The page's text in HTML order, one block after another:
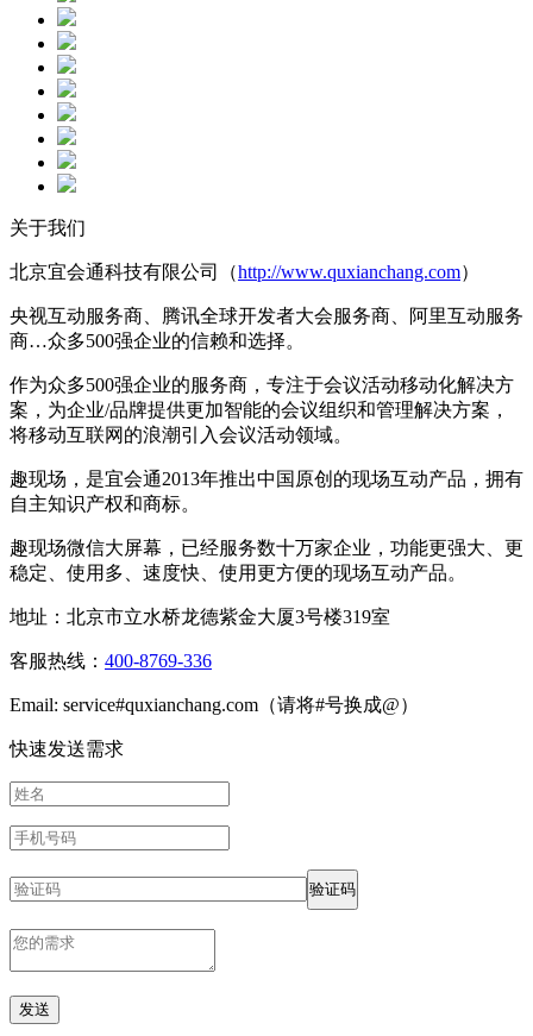
关于我们
北京宜会通科技有限公司（http://www.quxianchang.com）
央视互动服务商、腾讯全球开发者大会服务商、阿里互动服务
商…众多500强企业的信赖和选择。
作为众多500强企业的服务商，专注于会议活动移动化解决方
案，为企业/品牌提供更加智能的会议组织和管理解决方案，
将移动互联网的浪潮引入会议活动领域。
趣现场，是宜会通2013年推出中国原创的现场互动产品，拥有
自主知识产权和商标。
趣现场微信大屏幕，已经服务数十万家企业，功能更强大、更
稳定、使用多、速度快、使用更方便的现场互动产品。
地址：北京市立水桥龙德紫金大厦3号楼319室
客服热线： 400-8769-336
Email: service#quxianchang.com（请将#号换成@）
快速发送需求
验证码
发送